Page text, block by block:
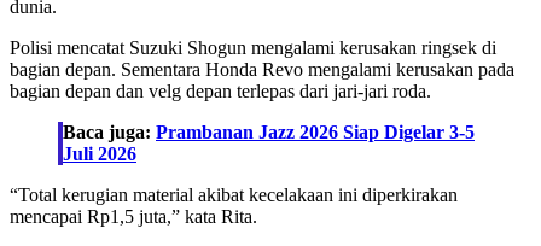
dunia.
Polisi mencatat Suzuki Shogun mengalami kerusakan ringsek di
bagian depan. Sementara Honda Revo mengalami kerusakan pada
bagian depan dan velg depan terlepas dari jari-jari roda.
Baca juga: Prambanan Jazz 2026 Siap Digelar 3-5
Juli 2026
“Total kerugian material akibat kecelakaan ini diperkirakan
mencapai Rp1,5 juta,” kata Rita.